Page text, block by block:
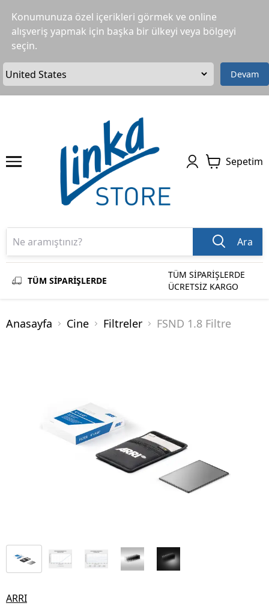
Konumunuza özel içerikleri görmek ve online
alışveriş yapmak için başka bir ülkeyi veya bölgeyi
seçin.
Devam
Sepetim
Ara
TÜM SİPARİŞLERDE
TÜM SİPARİŞLERDE
ÜCRETSİZ KARGO
Anasayfa Cine Filtreler FSND 1.8 Filtre
ARRI